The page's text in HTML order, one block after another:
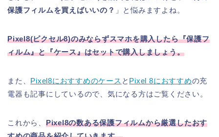
保護フィルムを買えばいいの？ 」と悩みますよね。
Pixel8(ピクセル8)のみならずスマホを購入したら『保護フ
ィルム』と『ケース』はセットで購入しましょう。
また、 Pixel8におすすめのケース と Pixel 8におすすめの充
電器も記事にしているので、気になる方はご覧ください。
これから、 Pixel8の数ある保護フィルムから厳選したおす